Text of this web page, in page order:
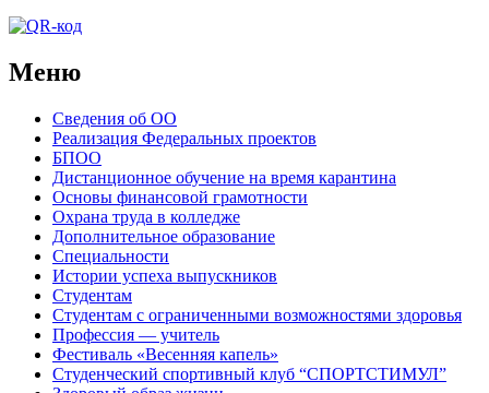
Меню
Сведения об ОО
Реализация Федеральных проектов
БПОО
Дистанционное обучение на время карантина
Основы финансовой грамотности
Охрана труда в колледже
Дополнительное образование
Специальности
Истории успеха выпускников
Студентам
Студентам с ограниченными возможностями здоровья
Профессия — учитель
Фестиваль «Весенняя капель»
Студенческий спортивный клуб “СПОРТСТИМУЛ”